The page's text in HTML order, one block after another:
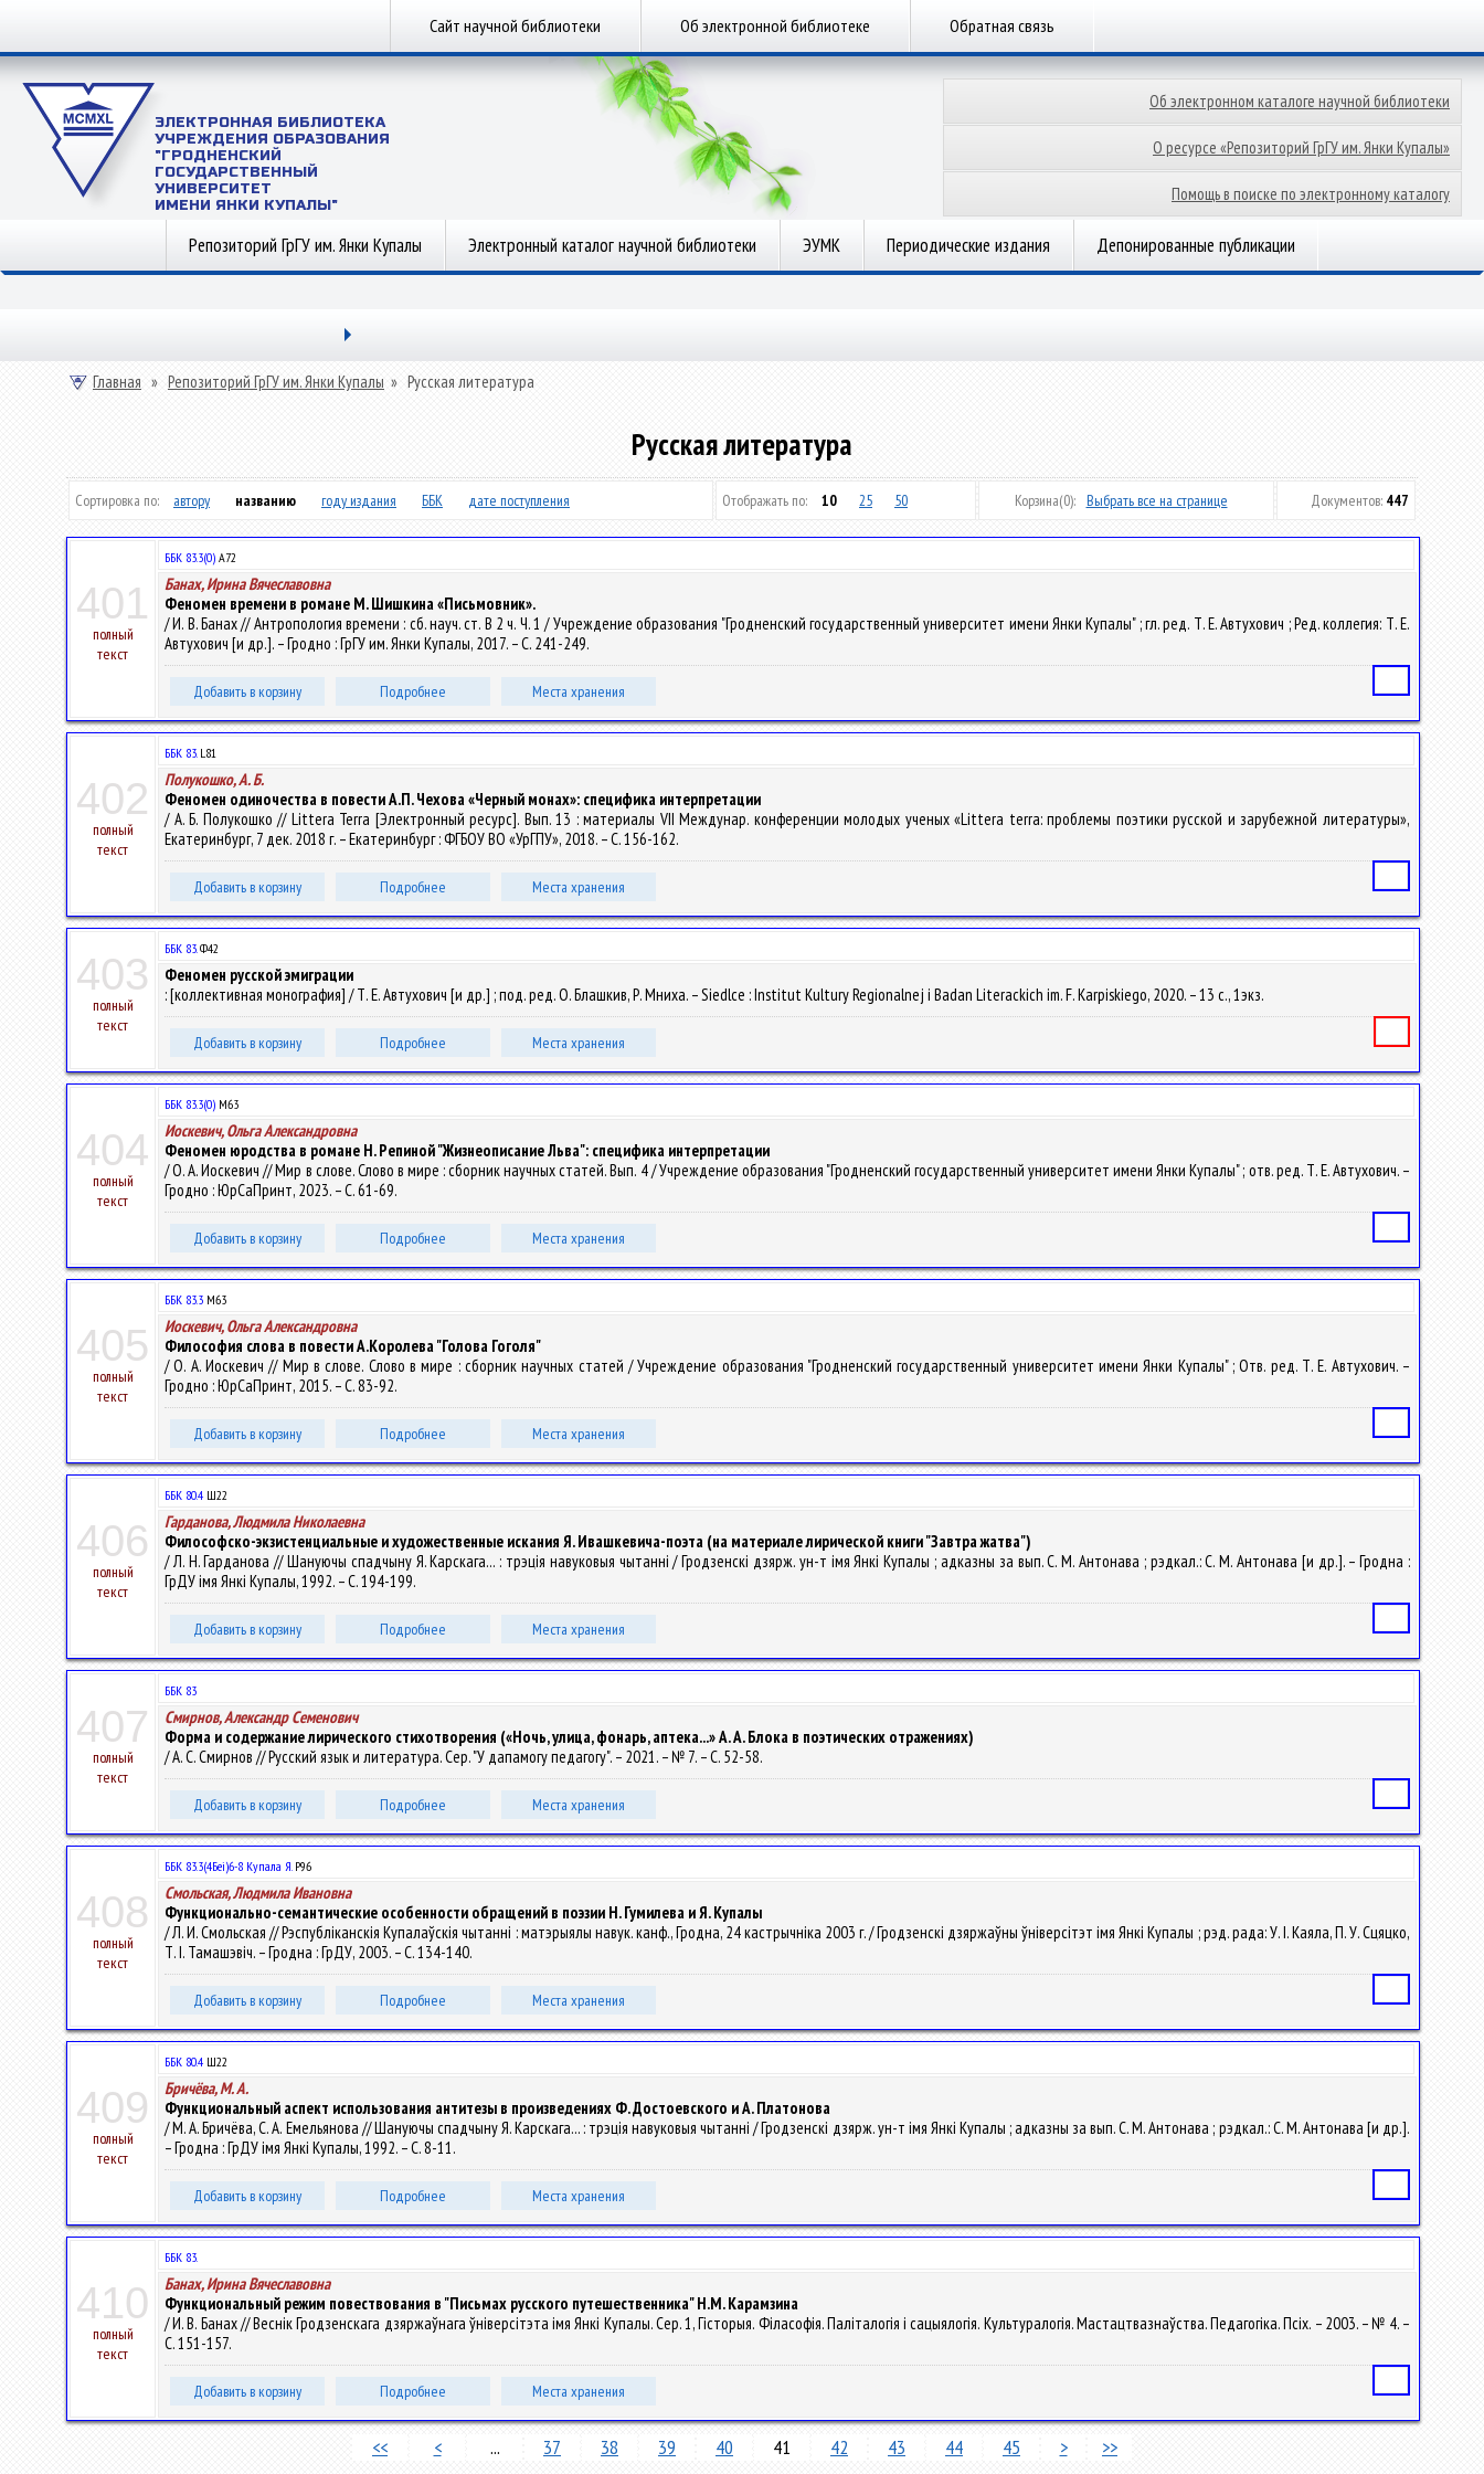
Сайт научной библиотеки Об электронной библиотеке Обратная связь
ЭЛЕКТРОННАЯ БИБЛИОТЕКА
УЧРЕЖДЕНИЯ ОБРАЗОВАНИЯ
"ГРОДНЕНСКИЙ
ГОСУДАРСТВЕННЫЙ
УНИВЕРСИТЕТ
ИМЕНИ ЯНКИ КУПАЛЫ"
Об электронном каталоге научной библиотеки
О ресурсе «Репозиторий ГрГУ им. Янки Купалы»
Помощь в поиске по электронному каталогу
Репозиторий ГрГУ им. Янки Купалы Электронный каталог научной библиотеки ЭУМК Периодические издания Депонированные публикации
Главная » Репозиторий ГрГУ им. Янки Купалы » Русская литература
Русская литература
Сортировка по: автору названию году издания ББК дате поступления Отображать по: 10 25 50 Корзина(0): Выбрать все на странице Документов: 447
401
полный
текст
ББК 83.3(0) А72
Банах, Ирина Вячеславовна
Феномен времени в романе М. Шишкина «Письмовник».
/ И. В. Банах // Антропология времени : сб. науч. ст. В 2 ч. Ч. 1 / Учреждение образования "Гродненский государственный университет имени Янки Купалы" ; гл. ред. Т. Е. Автухович ; Ред. коллегия: Т. Е.
Автухович [и др.]. – Гродно : ГрГУ им. Янки Купалы, 2017. – С. 241-249.
Добавить в корзину Подробнее Места хранения
402
полный
текст
ББК 83.L81
Полукошко, А. Б.
Феномен одиночества в повести А.П. Чехова «Черный монах»: специфика интерпретации
/ А. Б. Полукошко // Littera Terra [Электронный ресурс]. Вып. 13 : материалы VII Междунар. конференции молодых ученых «Littera terra: проблемы поэтики русской и зарубежной литературы»,
Екатеринбург, 7 дек. 2018 г. – Екатеринбург : ФГБОУ ВО «УрГПУ», 2018. – С. 156-162.
Добавить в корзину Подробнее Места хранения
403
полный
текст
ББК 83.Ф42
Феномен русской эмиграции
: [коллективная монография] / Т. Е. Автухович [и др.] ; под. ред. О. Блашкив, Р. Мниха. – Siedlce : Institut Kultury Regionalnej i Badan Literackich im. F. Karpiskiego, 2020. – 13 с., 1экз.
Добавить в корзину Подробнее Места хранения
404
полный
текст
ББК 83.3(0) М63
Иоскевич, Ольга Александровна
Феномен юродства в романе Н. Репиной "Жизнеописание Льва": специфика интерпретации
/ О. А. Иоскевич // Мир в слове. Слово в мире : сборник научных статей. Вып. 4 / Учреждение образования "Гродненский государственный университет имени Янки Купалы" ; отв. ред. Т. Е. Автухович. –
Гродно : ЮрСаПринт, 2023. – С. 61-69.
Добавить в корзину Подробнее Места хранения
405
полный
текст
ББК 83.3 М63
Иоскевич, Ольга Александровна
Философия слова в повести А.Королева "Голова Гоголя"
/ О. А. Иоскевич // Мир в слове. Слово в мире : сборник научных статей / Учреждение образования "Гродненский государственный университет имени Янки Купалы" ; Отв. ред. Т. Е. Автухович. –
Гродно : ЮрСаПринт, 2015. – С. 83-92.
Добавить в корзину Подробнее Места хранения
406
полный
текст
ББК 80.4 Ш22
Гарданова, Людмила Николаевна
Философско-экзистенциальные и художественные искания Я. Ивашкевича-поэта (на материале лирической книги "Завтра жатва")
/ Л. Н. Гарданова // Шануючы спадчыну Я. Карскага... : трэція навуковыя чытаннi / Гродзенскі дзярж. ун-т імя Янкі Купалы ; адказны за вып. С. М. Антонава ; рэдкал.: С. М. Антонава [и др.]. – Гродна :
ГрДУ імя Янкі Купалы, 1992. – С. 194-199.
Добавить в корзину Подробнее Места хранения
407
полный
текст
ББК 83
Смирнов, Александр Семенович
Форма и содержание лирического стихотворения («Ночь, улица, фонарь, аптека...» А. А. Блока в поэтических отражениях)
/ А. С. Смирнов // Русский язык и литература. Сер. "У дапамогу педагогу". – 2021. – № 7. – С. 52-58.
Добавить в корзину Подробнее Места хранения
408
полный
текст
ББК 83.3(4Беі)6-8 Купала Я.Р96
Смольская, Людмила Ивановна
Функционально-семантические особенности обращений в поэзии Н. Гумилева и Я. Купалы
/ Л. И. Смольская // Рэспубліканскія Купалаўскія чытанні : матэрыялы навук. канф., Гродна, 24 кастрычніка 2003 г. / Гродзенскi дзяржаўны ўнiверсітэт iмя Янкі Купалы ; рэд. рада: У. I. Каяла, П. У. Сцяцко,
Т. І. Тамашэвіч. – Гродна : ГрДУ, 2003. – С. 134-140.
Добавить в корзину Подробнее Места хранения
409
полный
текст
ББК 80.4 Ш22
Бричёва, М. А.
Функциональный аспект использования антитезы в произведениях Ф. Достоевского и А. Платонова
/ М. А. Бричёва, С. А. Емельянова // Шануючы спадчыну Я. Карскага... : трэція навуковыя чытаннi / Гродзенскі дзярж. ун-т імя Янкі Купалы ; адказны за вып. С. М. Антонава ; рэдкал.: С. М. Антонава [и др.].
– Гродна : ГрДУ імя Янкі Купалы, 1992. – С. 8-11.
Добавить в корзину Подробнее Места хранения
410
полный
текст
ББК 83.
Банах, Ирина Вячеславовна
Функциональный режим повествования в "Письмах русского путешественника" Н.М. Карамзина
/ И. В. Банах // Веснік Гродзенскага дзяржаўнага ўніверсітэта імя Янкі Купалы. Сер. 1, Гісторыя. Філасофія. Паліталогія і сацыялогія. Культуралогія. Мастацтвазнаўства. Педагогіка. Псіх. – 2003. – № 4. –
С. 151-157.
Добавить в корзину Подробнее Места хранения
<< < ... 37 38 39 40 41 42 43 44 45 > >>